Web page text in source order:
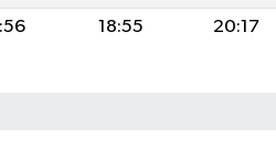
18:55 20:17